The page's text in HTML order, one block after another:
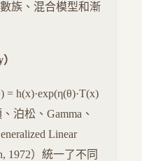
族、混合模型和漸
h(x)·exp(η(θ)·T(x)
泊松、Gamma、
Linear
1972）統一了不同